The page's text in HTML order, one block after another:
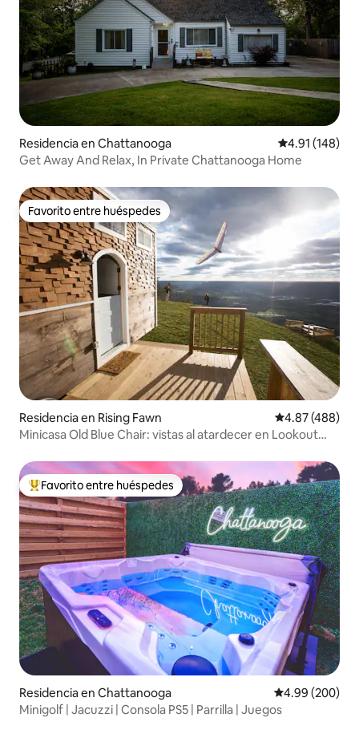
Residencia en Chattanooga Calificación
4.91 (148)
Get Away And Relax, In Private Chattanooga Home
Favorito entre huéspedes
Favorito entre huéspedes
Residencia en Rising Fawn Calificación
4.87 (488)
Minicasa Old Blue Chair: vistas al atardecer en Lookout
De los mejores en Favorito entre huéspedes
Favorito entre huéspedes
Residencia en Chattanooga Calificación
4.99 (200)
Minigolf | Jacuzzi | Consola PS5 | Parrilla | Juegos